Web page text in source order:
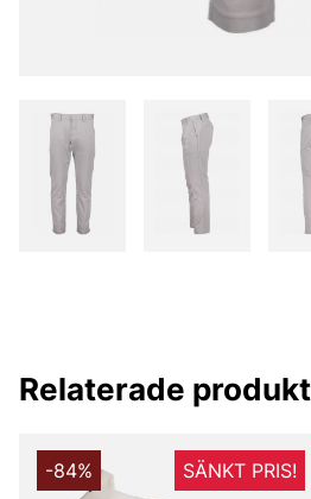
Relaterade
-84% SÄNKT PRIS!